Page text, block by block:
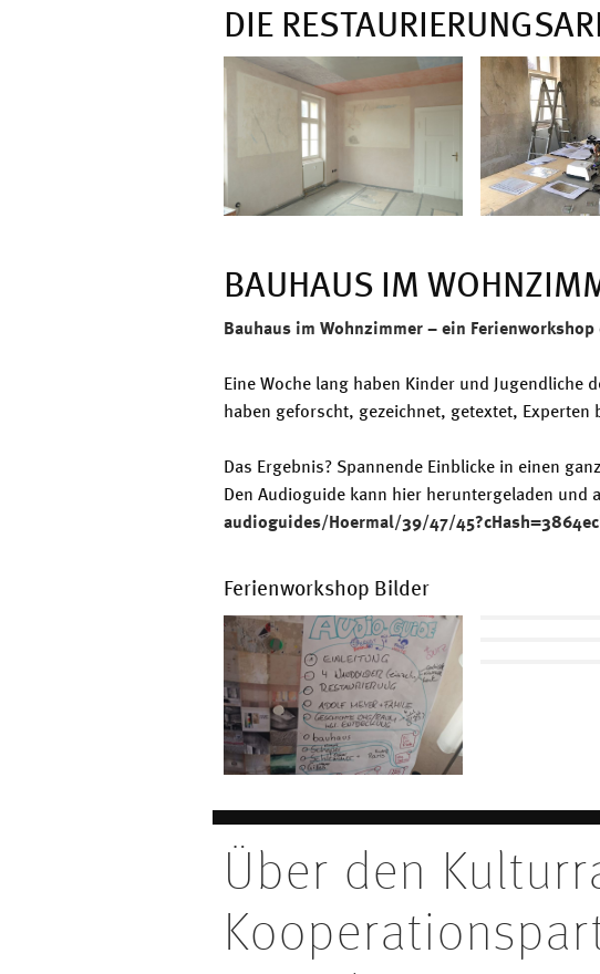
DIE
BAUHAUS IM
Bauhaus im Wohnzimmer – ein
Eine Woche lang haben Kinder und Jugendliche
haben geforscht, gezeichnet, getextet,
Das Ergebnis? Spannende Einblicke in einen
Den Audioguide kann hier heruntergeladen und
audioguides/Hoermal/39/47/
Ferienworkshop Bilder
Über den